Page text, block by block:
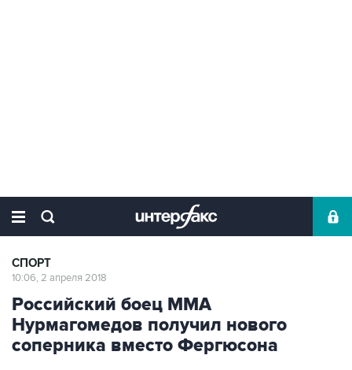
СПОРТ
10:06, 2 апреля 2018
Российский боец ММА
Нурмагомедов получил нового
соперника вместо Фергюсона